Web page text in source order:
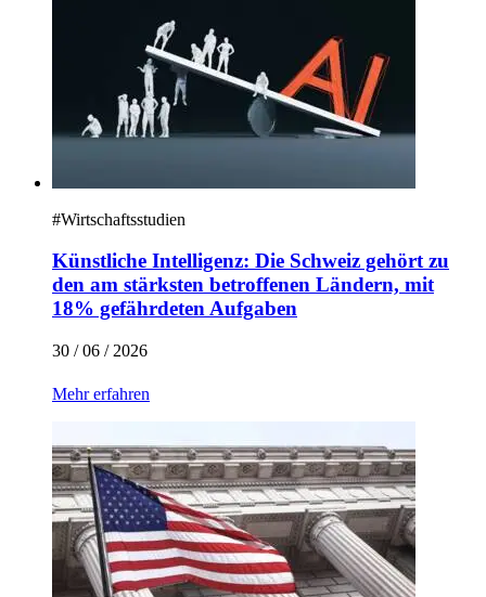
#Wirtschaftsstudien
Künstliche Intelligenz: Die Schweiz gehört zu
den am stärksten betroffenen Ländern, mit
18% gefährdeten Aufgaben
30 / 06 / 2026
Mehr erfahren